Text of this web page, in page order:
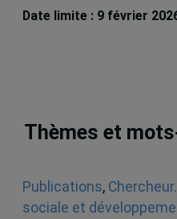
Date limite : 9 février
Thèmes et
Publications,
sociale et